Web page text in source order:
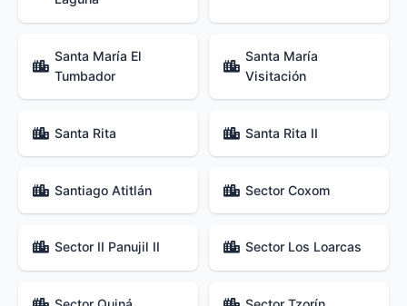
Santa María El
Tumbador
Santa María
Visitación
Santa Rita Santa Rita II
Santiago Atitlán Sector Coxom
Sector II Panujil II Sector Los Loarcas